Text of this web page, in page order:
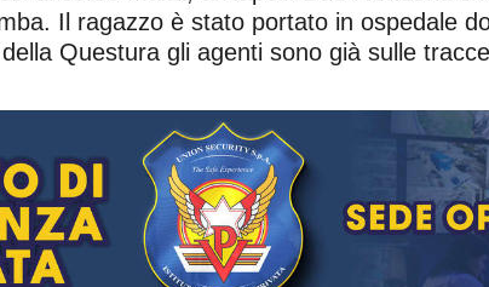
Il ragazzo è stato portato in ospedale
Questura gli agenti sono già sulle